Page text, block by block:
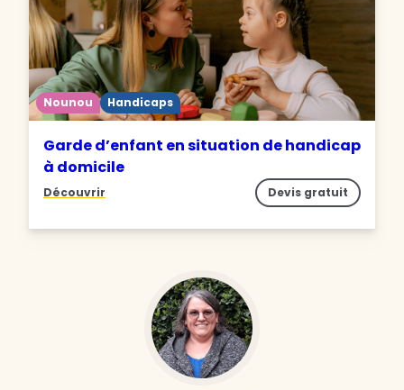
Nounou Handicaps
Garde d’enfant en situation de handicap
à domicile
Découvrir Devis gratuit